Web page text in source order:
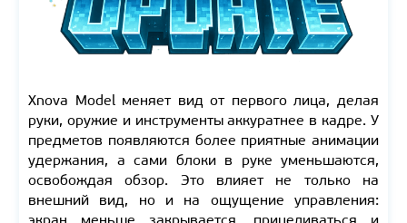
Xnova Model меняет вид от первого лица, делая
руки, оружие и инструменты аккуратнее в кадре. У
предметов появляются более приятные анимации
удержания, а сами блоки в руке уменьшаются,
освобождая обзор. Это влияет не только на
внешний вид, но и на ощущение управления: